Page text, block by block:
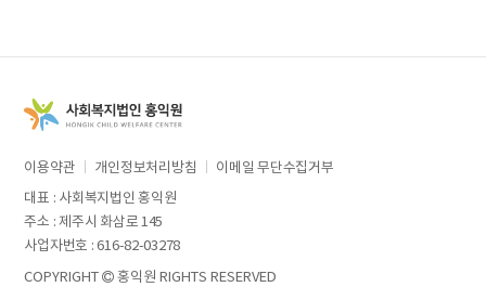
이용약관 개인정보처리방침
이메일 무단수집거부
대표 : 사회복지법인 홍익원
주소 : 제주시 화삼로 145
사업자번호 : 616-82-03278
COPYRIGHT
홍익원 RIGHTS RESERVED